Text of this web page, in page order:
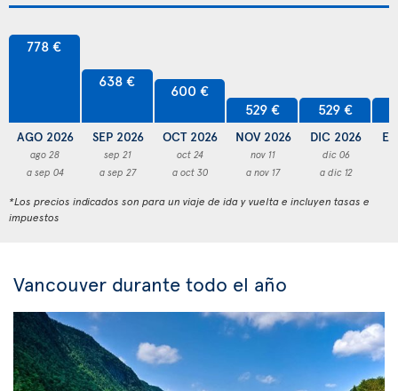
778 €
AGO 2026
ago 28
a sep 04
638 €
SEP 2026
sep 21
a sep 27
600 €
OCT 2026
oct 24
a oct 30
529 €
NOV 2026
nov 11
a nov 17
529 €
DIC 2026
dic 06
a dic 12
*Los precios indicados son para un viaje de ida y vuelta e incluyen tasas e
impuestos
Vancouver durante todo el año